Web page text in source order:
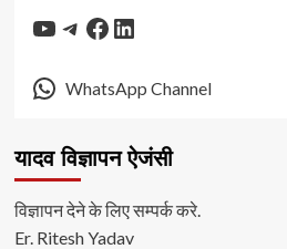
YouTube
Telegram
Facebook
LinkedIn
WhatsApp Channel
यादव विज्ञापन ऐजंसी
विज्ञापन देने के लिए सम्पर्क करे.
Er. Ritesh Yadav